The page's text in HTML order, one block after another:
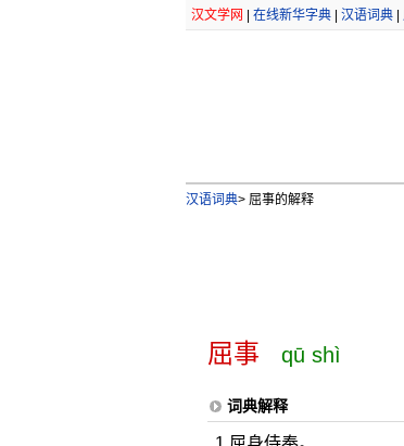
汉文学网 在线新华字典| 汉语词典|
汉语词典>屈事的解释
屈事 qū shì
词典解释